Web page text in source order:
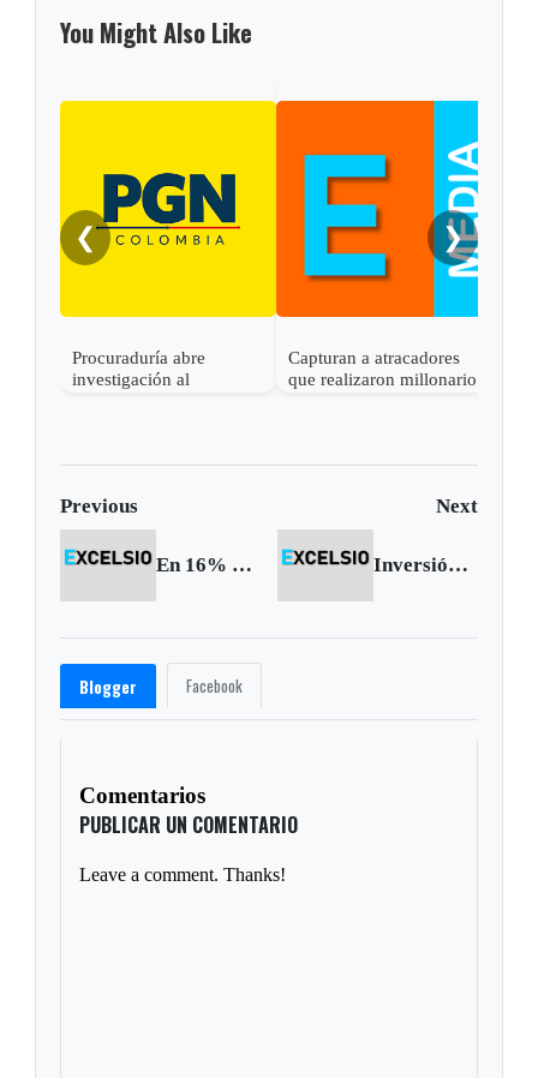
You Might Also Like
❮
Procuraduría abre
investigación al
política
Capturan a atracadores
que realizaron millonario
❯
Previous Next
En 16% creció el número de visitantes al país Inversión extranjera creció más del 56 por ciento en mayo
Blogger Facebook
Comentarios
PUBLICAR UN COMENTARIO
Leave a comment. Thanks!